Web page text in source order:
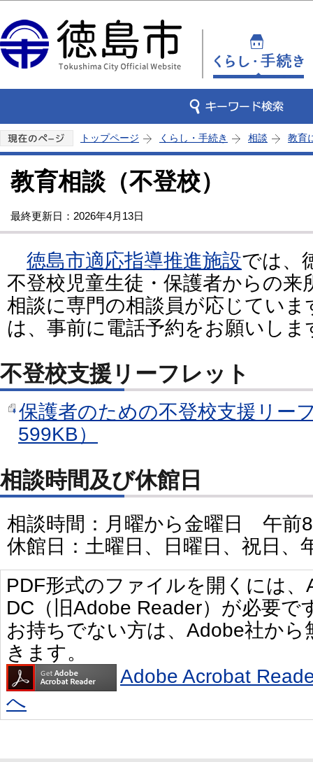
トップページ くらし・手続き 相談 教育
教育相談（不登校）
最終更新日：2026年4月13日
徳島市適応指導推進施設では、
不登校児童生徒・保護者からの来
相談に専門の相談員が応じていま
は、事前に電話予約をお願いしま
不登校支援リーフレット
保護者のための不登校支援リー
599KB）
相談時間及び休館日
相談時間：月曜から金曜日 午前
休館日：土曜日、日曜日、祝日、
PDF形式のファイルを開くには
DC（旧Adobe Reader）が必要で
お持ちでない方は、Adobe社か
きます。
Adobe Acrobat
へ